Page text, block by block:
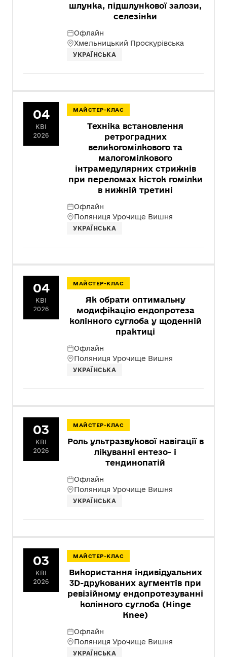
шлунка, підшлункової залози,
селезінки
Офлайн
Хмельницький Проскурівська
УКРАЇНСЬКА
04
КВІ
2026
МАЙСТЕР-КЛАС
Техніка встановлення
ретроградних
великогомілкового та
малогомілкового
інтрамедулярних стрижнів
при переломах кісток гомілки
в нижній третині
Офлайн
Поляниця Урочище Вишня
УКРАЇНСЬКА
04
КВІ
2026
МАЙСТЕР-КЛАС
Як обрати оптимальну
модифікацію ендопротеза
колінного суглоба у щоденній
практиці
Офлайн
Поляниця Урочище Вишня
УКРАЇНСЬКА
03
КВІ
2026
МАЙСТЕР-КЛАС
Роль ультразвукової навігації в
лікуванні ентезо- і
тендинопатій
Офлайн
Поляниця Урочище Вишня
УКРАЇНСЬКА
03
КВІ
2026
МАЙСТЕР-КЛАС
Використання індивідуальних
3D-друкованих аугментів при
ревізійному ендопротезуванні
колінного суглоба (Hinge
Knee)
Офлайн
Поляниця Урочище Вишня
УКРАЇНСЬКА